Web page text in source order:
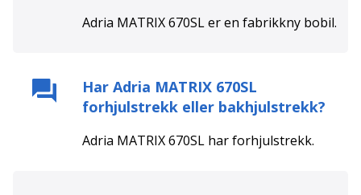
Adria MATRIX 670SLer en fabrikkny bobil.
Har Adria MATRIX 670SL
forhjulstrekk eller bakhjulstrekk?
Adria MATRIX 670SL harforhjulstrekk.